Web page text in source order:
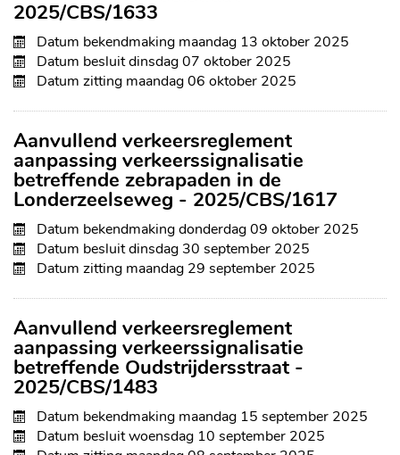
2025/CBS/1633
Datum bekendmaking maandag 13 oktober 2025
Datum besluitdinsdag 07 oktober 2025
Datum zitting maandag 06 oktober 2025
Aanvullend verkeersreglement
aanpassing verkeerssignalisatie
betreffende zebrapaden in de
Londerzeelseweg - 2025/CBS/1617
Datum bekendmakingdonderdag 09 oktober 2025
Datum besluitdinsdag 30 september 2025
Datum zitting maandag 29 september 2025
Aanvullend verkeersreglement
aanpassing verkeerssignalisatie
betreffende Oudstrijdersstraat -
2025/CBS/1483
Datum bekendmaking maandag 15 september 2025
Datum besluitwoensdag 10 september 2025